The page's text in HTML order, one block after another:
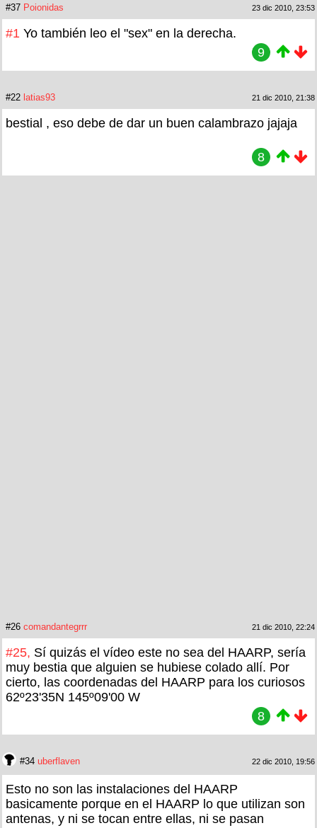
#37 Poionidas 23 dic 2010, 23:53
#1 Yo también leo el "sex" en la derecha.
9
#22 latias93 21 dic 2010, 21:38
bestial , eso debe de dar un buen calambrazo jajaja
8
#26 comandantegrrr 21 dic 2010, 22:24
#25, Sí quizás el vídeo este no sea del HAARP, sería
muy bestia que alguien se hubiese colado allí. Por
cierto, las coordenadas del HAARP para los curiosos
62º23'35N 145º09'00 W
8
#34 uberflaven 22 dic 2010, 19:56
Esto no son las instalaciones del HAARP
basicamente porque en el HAARP lo que utilizan son
antenas, y ni se tocan entre ellas, ni se pasan